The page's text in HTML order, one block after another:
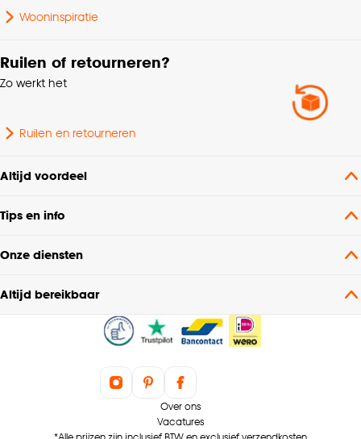
Samenstelling
Wooninspiratie
Ruilen of retourneren?
Zo werkt het
Ruilen en retourneren
Altijd voordeel
Tips en info
Onze diensten
Altijd bereikbaar
Over ons
Vacatures